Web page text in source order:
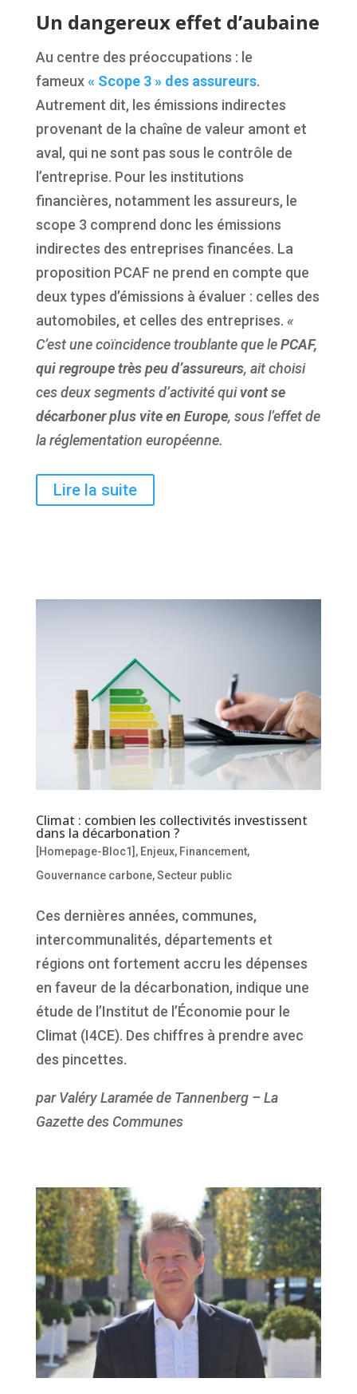
Un dangereux effet d’aubaine
Au centre des préoccupations : le
fameux « Scope 3 » des assureurs.
Autrement dit, les émissions indirectes
provenant de la chaîne de valeur amont et
aval, qui ne sont pas sous le contrôle de
l’entreprise. Pour les institutions
financières, notamment les assureurs, le
scope 3 comprend donc les émissions
indirectes des entreprises financées. La
proposition PCAF ne prend en compte que
deux types d’émissions à évaluer : celles des
automobiles, et celles des entreprises. «
C’est une coïncidence troublante que le PCAF,
qui regroupe très peu d’assureurs, ait choisi
ces deux segments d’activité qui vont se
décarboner plus vite en Europe, sous l’effet de
la réglementation européenne.
Lire la suite
Climat : combien les collectivités investissent
dans la décarbonation ?
[Homepage-Bloc1] , Enjeux, Financement,
Gouvernance carbone,Secteur public
Ces dernières années, communes,
intercommunalités, départements et
régions ont fortement accru les dépenses
en faveur de la décarbonation, indique une
étude de l’Institut de l’Économie pour le
Climat (I4CE). Des chiffres à prendre avec
des pincettes.
par Valéry Laramée de Tannenberg – La
Gazette des Communes